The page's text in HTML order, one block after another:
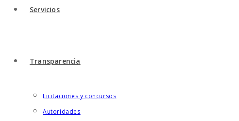
Servicios
Transparencia
Licitaciones y concursos
Autoridades